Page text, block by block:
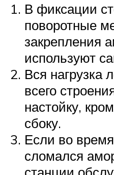
В фиксации
поворотные
закрепления
используют
Вся нагрузка
всего
настойку,
сбоку.
Если во
сломался